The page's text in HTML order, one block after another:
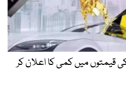
قیمتوں میں کمی کا اعلان کر